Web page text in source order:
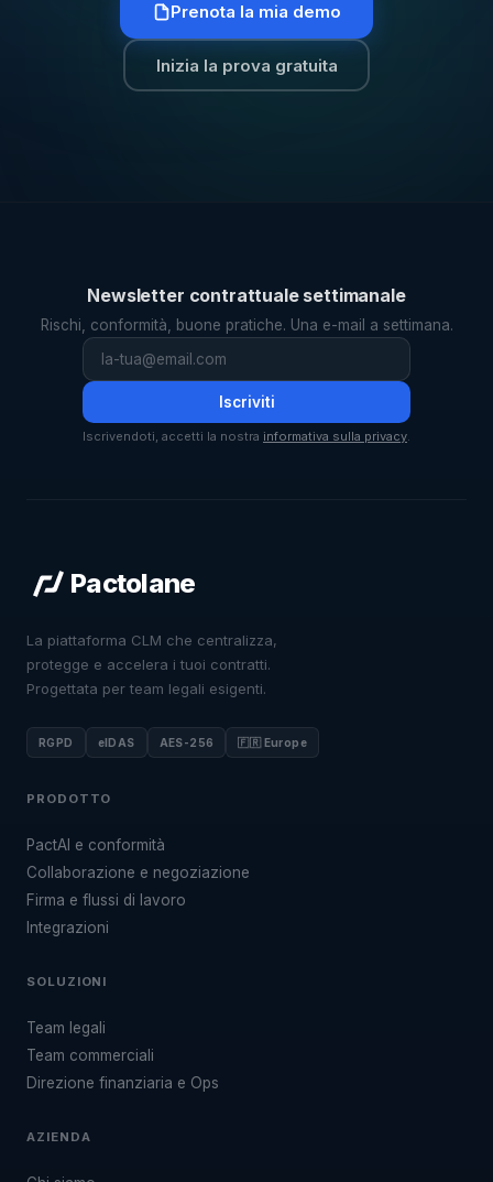
Prenota la mia demo
Inizia la prova gratuita
Newsletter contrattuale settimanale
Rischi, conformità, buone pratiche. Una e-mail a settimana.
Iscriviti
Iscrivendoti, accetti la nostra informativa sulla privacy.
Pactolane
La piattaforma CLM che centralizza,
protegge e accelera i tuoi contratti.
Progettata per team legali esigenti.
RGPD eIDAS AES-256 🇫🇷 Europe
PRODOTTO
PactAI e conformità
Collaborazione e negoziazione
Firma e flussi di lavoro
Integrazioni
SOLUZIONI
Team legali
Team commerciali
Direzione finanziaria e Ops
AZIENDA